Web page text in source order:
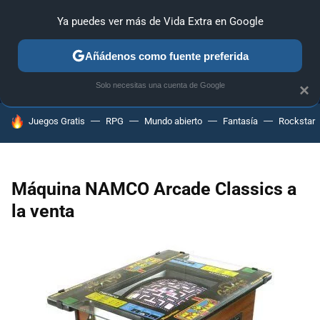
MENÚ NUEVO
GUÍAS Y TRUCOS PC SONY
HOY SE HABLA DE
Juegos Gratis RPG Mundo abierto Fantasía Rockstar
Máquina NAMCO Arcade Classics a
la venta
×
Ya puedes ver más de Vida Extra en Google
Añádenos como fuente preferida
Solo necesitas una cuenta de Google